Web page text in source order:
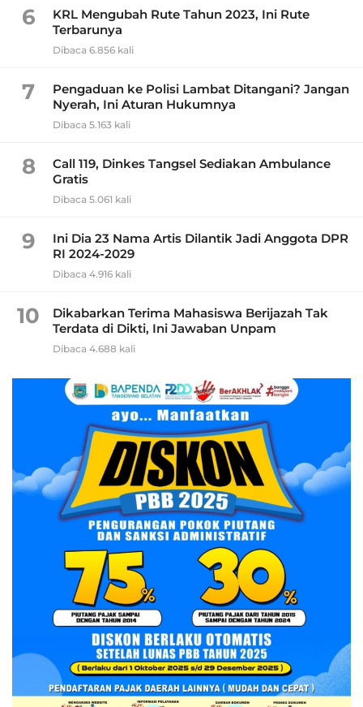
6
KRL Mengubah Rute Tahun 2023, Ini Rute
Terbarunya
Dibaca 6.856 kali
7
Pengaduan ke Polisi Lambat Ditangani? Jangan
Nyerah, Ini Aturan Hukumnya
Dibaca 5.163 kali
8
Call 119, Dinkes Tangsel Sediakan Ambulance
Gratis
Dibaca 5.061 kali
9
Ini Dia 23 Nama Artis Dilantik Jadi Anggota DPR
RI 2024-2029
Dibaca 4.916 kali
10
Dikabarkan Terima Mahasiswa Berijazah Tak
Terdata di Dikti, Ini Jawaban Unpam
Dibaca 4.688 kali